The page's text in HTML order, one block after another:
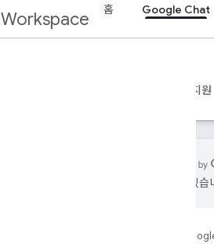
Workspace 홈 Google Chat
지원
있을 수 있습